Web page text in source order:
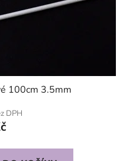
100cm 3.5mm
DPH